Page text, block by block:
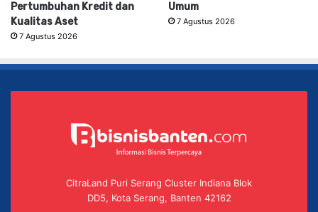
Pertumbuhan Kredit dan
Kualitas Aset
7 Agustus 2026
Umum
7 Agustus 2026
CitraLand Puri Serang Cluster Indiana Blok
DD5, Kota Serang, Banten 42162